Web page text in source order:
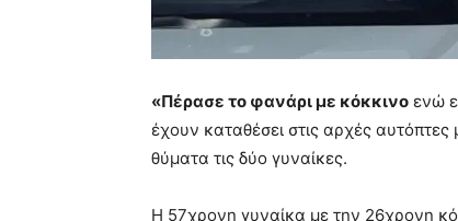
«Πέρασε το φανάρι με κόκκινο ενώ
έχουν καταθέσει στις αρχές
θύματα τις δύο γυναίκες.
Η 57χρονη γυναίκα με την 26χρονη